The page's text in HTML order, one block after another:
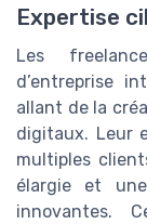
Expertise
Les
d’entreprise
allant de la
digitaux. Leur
multiples
élargie et
innovantes.